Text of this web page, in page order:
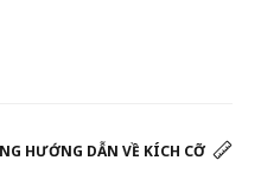
HƯỚNG DẪN VỀ KÍCH CỠ